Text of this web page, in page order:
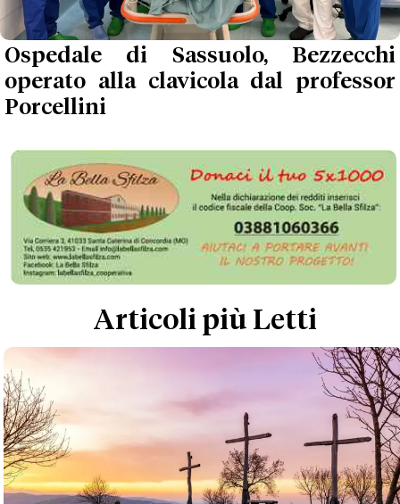
Ospedale di Sassuolo, Bezzecchi
operato alla clavicola dal professor
Porcellini
Articoli più Letti